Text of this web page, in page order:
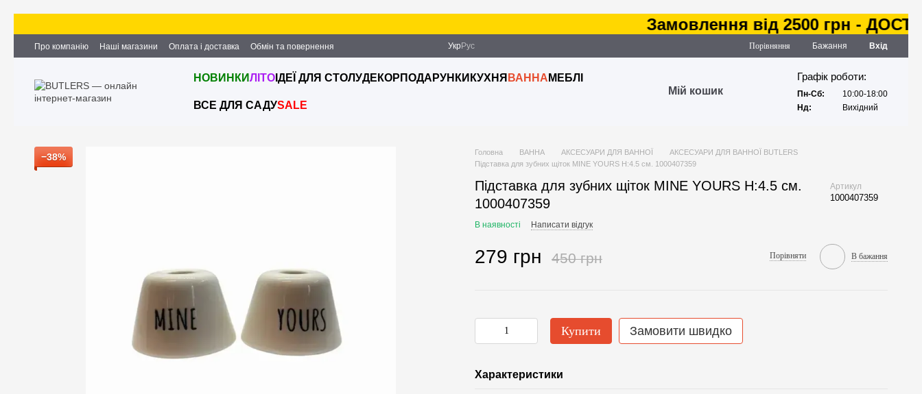
Замовлення від 2500 грн -
Про компанію Наші магазини Оплата і доставка
Обмін та повернення
Партнерство та співпраця
Вакансії Контактна інформація
Укр Рус Порівняння Бажання Вхід
НОВИНКИЛІТО ІДЕЇ ДЛЯ СТОЛУДЕКОР ПОДАРУНКИ КУХНЯ ВАННА МЕБЛІ
ВСЕ ДЛЯ САДУSALE
Мій кошик
Графік роботи:
Пн-Сб:
10:00-18:00
Нд:
Вихідний
−38% Головна ВАННА АКСЕСУАРИ ДЛЯ ВАННОЇ
АКСЕСУАРИ ДЛЯ ВАННОЇ BUTLERS
Підставка для зубних щіток MINE YOURS H:4.5 см. 1000407359
Підставка для зубних щіток MINE YOURS H:4.5 см.
1000407359
Артикул
1000407359
В наявності Написати відгук
279 грн 450 грн Порівняти В бажання
Купити Замовити швидко
Характеристики